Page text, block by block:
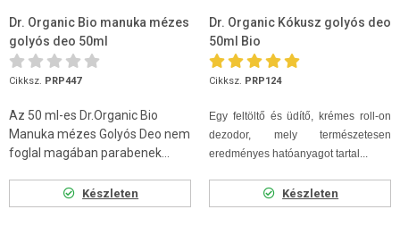
Dr. Organic Bio manuka mézes
golyós deo 50ml
Cikksz. PRP447
Az 50 ml-es Dr.Organic Bio
Manuka mézes Golyós Deo nem
foglal magában parabenek...
Készleten
Dr. Organic Kókusz golyós deo
50ml Bio
Cikksz. PRP124
Egy feltöltő és üdítő, krémes roll-on
dezodor, mely természetesen
eredményes hatóanyagot tartal...
Készleten